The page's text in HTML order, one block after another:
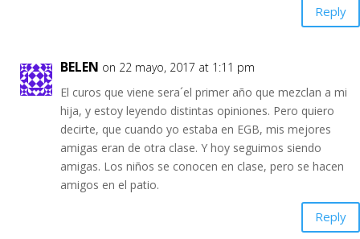
Reply
BELEN on 22 mayo, 2017 at 1:11 pm
El curos que viene sera´el primer año que mezclan a mi
hija, y estoy leyendo distintas opiniones. Pero quiero
decirte, que cuando yo estaba en EGB, mis mejores
amigas eran de otra clase. Y hoy seguimos siendo
amigas. Los niños se conocen en clase, pero se hacen
amigos en el patio.
Reply